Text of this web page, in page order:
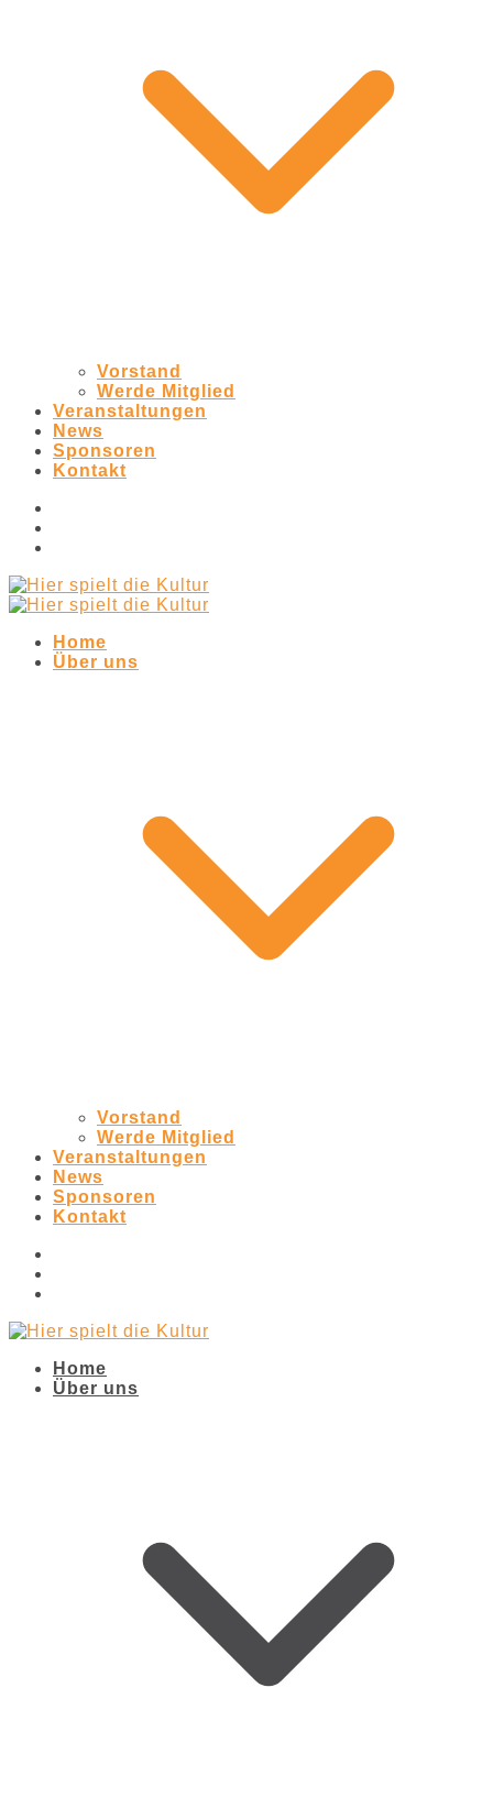
Vorstand
Werde Mitglied
Veranstaltungen
News
Sponsoren
Kontakt
Home
Über uns
Vorstand
Werde Mitglied
Veranstaltungen
News
Sponsoren
Kontakt
Home
Über uns